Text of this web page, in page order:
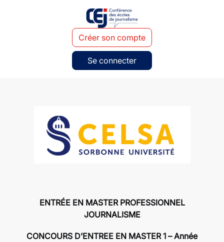
Créer son compte
Se connecter
ENTRÉE EN MASTER PROFESSIONNEL
JOURNALISME
CONCOURS D’ENTREE EN MASTER 1 – Année